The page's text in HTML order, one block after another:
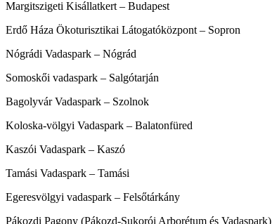
Margitszigeti Kisállatkert – Budapest
Erdő Háza Ökoturisztikai Látogatóközpont – Sopron
Nógrádi Vadaspark – Nógrád
Somoskői vadaspark – Salgótarján
Bagolyvár Vadaspark – Szolnok
Koloska-völgyi Vadaspark – Balatonfüred
Kaszói Vadaspark – Kaszó
Tamási Vadaspark – Tamási
Egeresvölgyi vadaspark – Felsőtárkány
Pákozdi Pagony (Pákozd-Sukorói Arborétum és Vadaspark)